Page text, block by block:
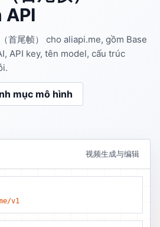
API
首尾帧） cho aliapi.me, gồm Base
API key, tên model, cấu trúc
mục mô hình
视频生成与编辑
v1